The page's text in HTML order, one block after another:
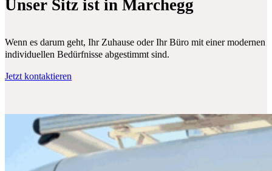
Unser Sitz ist in Marchegg
Wenn es darum geht, Ihr Zuhause oder Ihr Büro mit einer
individuellen Bedürfnisse abgestimmt sind.
Jetzt kontaktieren